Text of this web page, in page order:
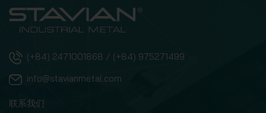
(+84) 2471001868 / (+84) 975271499
info@stavianmetal.com
联系我们